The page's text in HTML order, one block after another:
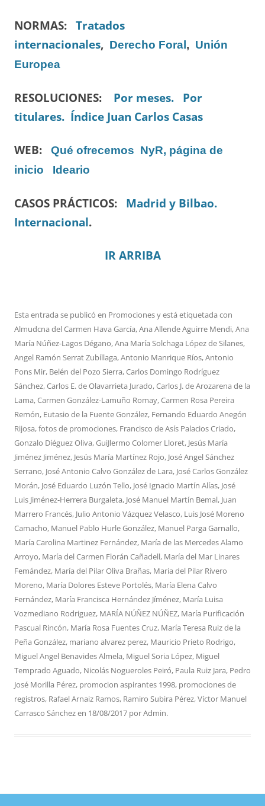
NORMAS: Tratados
internacionales, Derecho Foral , Unión
Europea
RESOLUCIONES: Por meses.
Por
titulares. Índice Juan Carlos Casas
WEB: Qué ofrecemos NyR, página de
inicio
Ideario
CASOS PRÁCTICOS: Madrid y Bilbao.
Internacional.
IR ARRIBA
Esta entrada se publicó en Promocionesy está etiquetada con
Almudcna del Carmen Hava García,Ana Allende Aguirre Mendi,Ana
María Núñez-Lagos Dégano,Ana María Solchaga López de Silanes,
Angel Ramón Serrat Zubíllaga,Antonio Manrique Ríos,Antonio
Pons Mir, Belén del Pozo Sierra,Carlos Domingo Rodríguez
Sánchez,Carlos E. de Olavarrieta Jurado,Carlos J. de Arozarena de la
Lama,Carmen González-Lamuño Romay,Carmen Rosa Pereira
Remón, Eutasio de la Fuente González, Fernando Eduardo Anegón
Rijosa,fotos de promociones, Francisco de Asís Palacios Criado,
Gonzalo Díéguez Oliva,GuiJlermo Colomer Lloret, Jesús María
Jiménez Jiménez, Jesús María Martínez Rojo, José Angel Sánchez
Serrano, José Antonio Calvo González de Lara, José Carlos González
Morán, José Eduardo Luzón Tello, José Ignacio Martín Alías, José
Luis Jiménez-Herrera Burgaleta, José Manuel Martín Bemal, Juan
Marrero Francés, Julio Antonio Vázquez Velasco, Luis José Moreno
Camacho, Manuel Pablo Hurle González, Manuel Parga Garnallo,
María Carolina Martinez Fernández, María de las Mercedes Alamo
Arroyo, María del Carmen Florán Cañadell, María del Mar Linares
Femández, María del Pilar Oliva Brañas, Maria del Pilar Rívero
Moreno, María Dolores Esteve Portolés, María Elena Calvo
Fernández, María Francisca Hernández Jíménez, María Luisa
Vozmediano Rodriguez, MARÍA NÚÑEZ NÚÑEZ, María Purificación
Pascual Rincón, María Rosa Fuentes Cruz, María Teresa Ruiz de la
Peña González, mariano alvarez perez, Mauricio Prieto Rodrigo,
Miguel Angel Benavides Almela, Miguel Soria López, Miguel
Temprado Aguado, Nicolás Nogueroles Peiró, Paula Ruiz Jara, Pedro
José Morilla Pérez, promocion aspirantes 1998, promociones de
registros, Rafael Arnaiz Ramos, Ramiro Subira Pérez,Víctor Manuel
Carrasco Sánchezen 18/08/2017 porAdmin.